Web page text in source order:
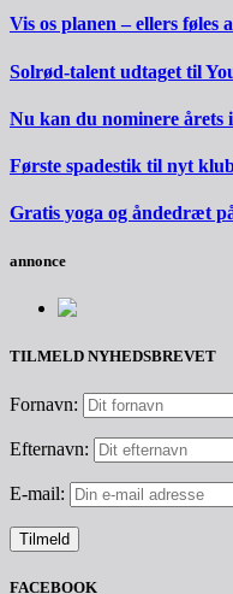
Vis os planen – ellers føles
Solrød-talent udtaget til
Nu kan du nominere
Første spadestik til nyt
Gratis yoga og åndedræt
annonce
TILMELD NYHEDSBREVET
Fornavn:
Efternavn:
E-mail:
FACEBOOK